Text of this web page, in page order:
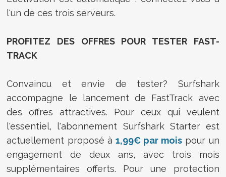
l'un de ces trois serveurs.
PROFITEZ DES OFFRES POUR TESTER FAST-
TRACK
Convaincu et envie de tester? Surfshark
accompagne le lancement de FastTrack avec
des offres attractives. Pour ceux qui veulent
l'essentiel, l'abonnement Surfshark Starterest
actuellement proposé à 1,99€ par mois pour un
engagement de deux ans, avec trois mois
supplémentaires offerts. Pour une protection